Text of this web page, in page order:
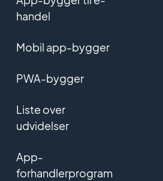
handel
Mobil app-bygger
PWA-bygger
Liste over
udvidelser
App-
forhandlerprogram